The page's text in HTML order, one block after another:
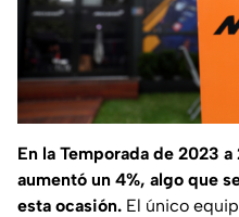
En la Temporada de 2023
aumentó un 4%, algo que
esta ocasión. El único